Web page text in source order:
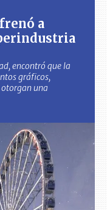
a
encontró que la
gráficos,
una